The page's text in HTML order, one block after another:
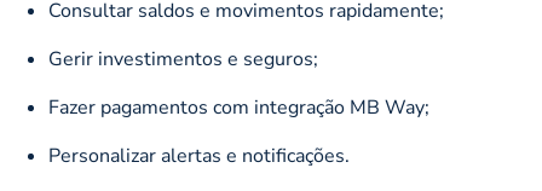
Consultar saldos e movimentos rapidamente;
Gerir investimentos e seguros;
Fazer pagamentos com integração MB Way;
Personalizar alertas e notificações.